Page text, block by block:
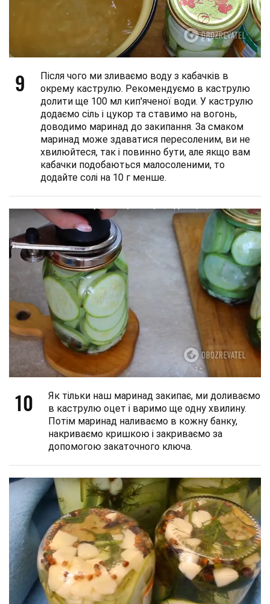
9
Після чого ми зливаємо воду з кабачків в
окрему каструлю. Рекомендуємо в каструлю
долити ще 100 мл кип'яченої води. У каструлю
додаємо сіль і цукор та ставимо на вогонь,
доводимо маринад до закипання. За смаком
маринад може здаватися пересоленим, ви не
хвилюйтеся, так і повинно бути, але якщо вам
кабачки подобаються малосоленими, то
додайте солі на 10 г менше.
10
Як тільки наш маринад закипає, ми доливаємо
в каструлю оцет і варимо ще одну хвилину.
Потім маринад наливаємо в кожну банку,
накриваємо кришкою і закриваємо за
допомогою закаточного ключа.